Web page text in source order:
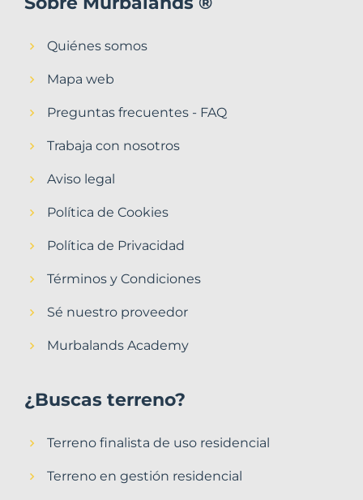
Quiénes somos
Mapa web
Preguntas frecuentes - FAQ
Trabaja con nosotros
Aviso legal
Política de Cookies
Política de Privacidad
Términos y Condiciones
Sé nuestro proveedor
Murbalands Academy
¿Buscas terreno?
Terreno finalista de uso residencial
Terreno en gestión residencial